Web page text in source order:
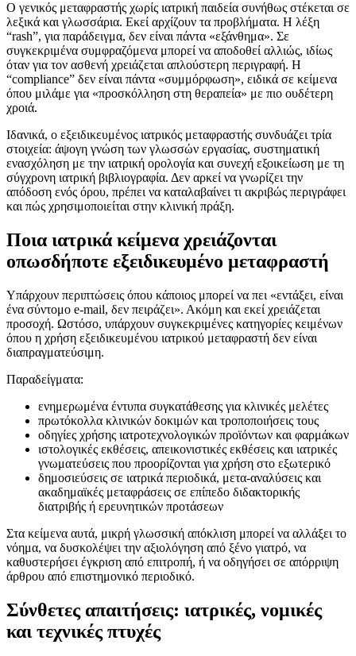
Ο γενικός μεταφραστής χωρίς ιατρική παιδεία συνήθως στέκεται σε
λεξικά και γλωσσάρια. Εκεί αρχίζουν τα προβλήματα. Η λέξη
“rash”, για παράδειγμα, δεν είναι πάντα «εξάνθημα». Σε
συγκεκριμένα συμφραζόμενα μπορεί να αποδοθεί αλλιώς, ιδίως
όταν για τον ασθενή χρειάζεται απλούστερη περιγραφή. Η
“compliance” δεν είναι πάντα «συμμόρφωση», ειδικά σε κείμενα
όπου μιλάμε για «προσκόλληση στη θεραπεία» με πιο ουδέτερη
χροιά.
Ιδανικά, ο εξειδικευμένος ιατρικός μεταφραστής συνδυάζει τρία
στοιχεία: άψογη γνώση των γλωσσών εργασίας, συστηματική
ενασχόληση με την ιατρική ορολογία και συνεχή εξοικείωση με τη
σύγχρονη ιατρική βιβλιογραφία. Δεν αρκεί να γνωρίζει την
απόδοση ενός όρου, πρέπει να καταλαβαίνει τι ακριβώς περιγράφει
και πώς χρησιμοποιείται στην κλινική πράξη.
Ποια ιατρικά κείμενα χρειάζονται
οπωσδήποτε εξειδικευμένο μεταφραστή
Υπάρχουν περιπτώσεις όπου κάποιος μπορεί να πει «εντάξει, είναι
ένα σύντομο e‑mail, δεν πειράζει». Ακόμη και εκεί χρειάζεται
προσοχή. Ωστόσο, υπάρχουν συγκεκριμένες κατηγορίες κειμένων
όπου η χρήση εξειδικευμένου ιατρικού μεταφραστή δεν είναι
διαπραγματεύσιμη.
Παραδείγματα:
ενημερωμένα έντυπα συγκατάθεσης για κλινικές μελέτες
πρωτόκολλα κλινικών δοκιμών και τροποποιήσεις τους
οδηγίες χρήσης ιατροτεχνολογικών προϊόντων και φαρμάκων
ιστολογικές εκθέσεις, απεικονιστικές εκθέσεις και ιατρικές
γνωματεύσεις που προορίζονται για χρήση στο εξωτερικό
δημοσιεύσεις σε ιατρικά περιοδικά, μετα-αναλύσεις και
ακαδημαϊκές μεταφράσεις σε επίπεδο διδακτορικής
διατριβής ή ερευνητικών προτάσεων
Στα κείμενα αυτά, μικρή γλωσσική απόκλιση μπορεί να αλλάξει το
νόημα, να δυσκολέψει την αξιολόγηση από ξένο γιατρό, να
καθυστερήσει έγκριση από επιτροπή, ή να οδηγήσει σε απόρριψη
άρθρου από επιστημονικό περιοδικό.
Σύνθετες απαιτήσεις: ιατρικές, νομικές
και τεχνικές πτυχές